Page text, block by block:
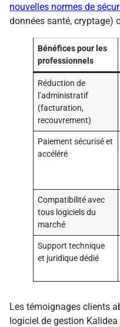
nouvelles normes de
données santé, cryptage)
Bénéfices pour les
professionnels
Réduction de
l’administratif
(facturation,
recouvrement)
Paiement sécurisé et
accéléré
Compatibilité avec
tous logiciels du
marché
Support technique
et juridique dédié
Les témoignages clients
logiciel de gestion